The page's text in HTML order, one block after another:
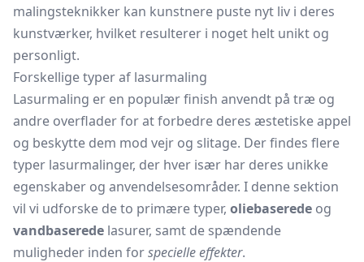
malingsteknikker kan kunstnere puste nyt liv i deres
kunstværker, hvilket resulterer i noget helt unikt og
personligt.
Forskellige typer af lasurmaling
Lasurmaling er en populær finish anvendt på træ og
andre overflader for at forbedre deres æstetiske appel
og beskytte dem mod vejr og slitage. Der findes flere
typer lasurmalinger, der hver især har deres unikke
egenskaber og anvendelsesområder. I denne sektion
vil vi udforske de to primære typer, oliebaserede og
vandbaserede lasurer, samt de spændende
muligheder inden forspecielle effekter.